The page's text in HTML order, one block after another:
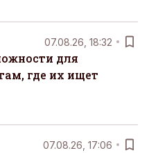
07.08.26, 18:32
для
где их ищет
07.08.26, 17:06